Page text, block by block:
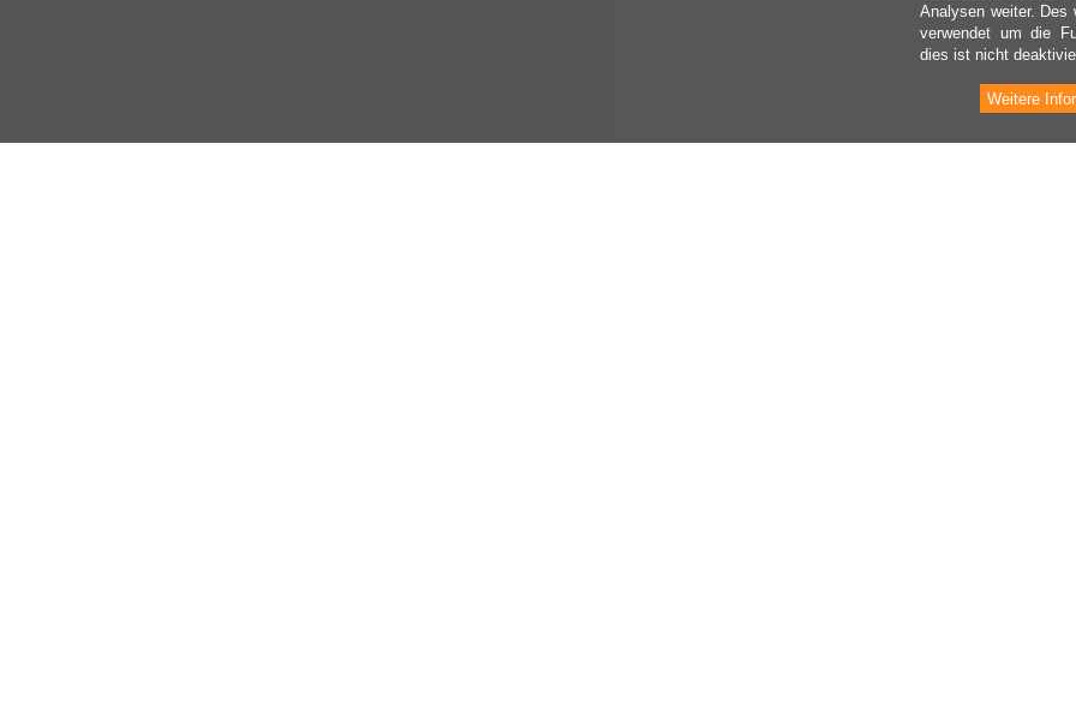
Analysen weiter. Des
verwendet um die
dies ist nicht
Weitere